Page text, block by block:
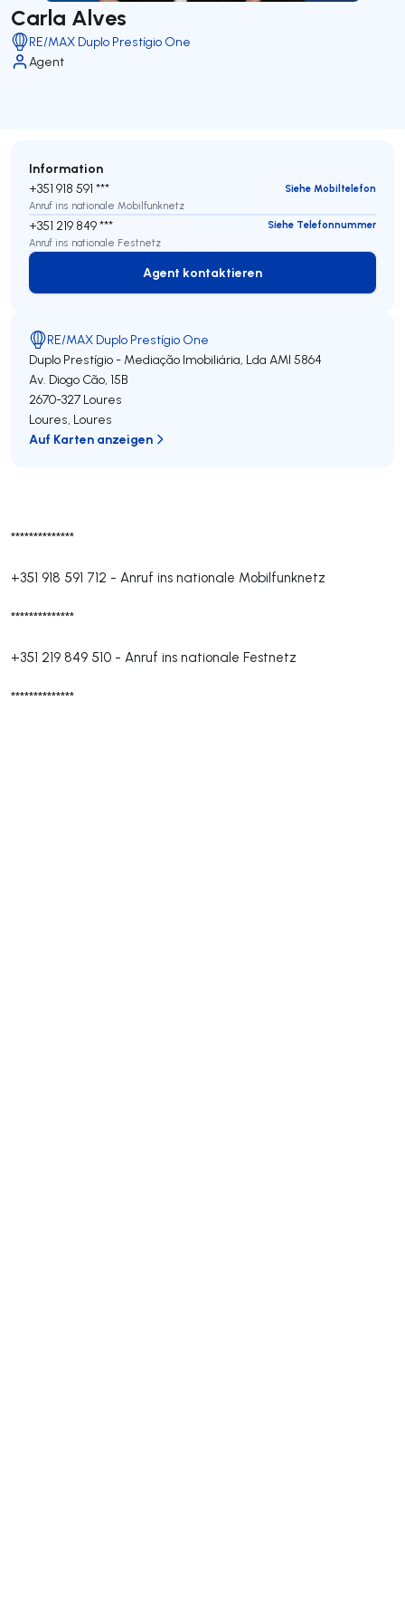
Carla Alves
RE/MAX Duplo Prestígio One
Agent
**************
+351 918 591 712 - Anruf ins nationale Mobilfunknetz
**************
+351 219 849 510 - Anruf ins nationale Festnetz
**************
Information
+351 918 591 ***
Siehe Mobiltelefon
Anruf ins nationale Mobilfunknetz
+351 219 849 ***
Siehe Telefonnummer
Anruf ins nationale Festnetz
Agent kontaktieren
Agent kontaktieren
RE/MAX Duplo Prestígio One
Duplo Prestígio - Mediação Imobiliária, Lda AMI 5864
Av. Diogo Cão, 15B
2670-327 Loures
Loures, Loures
Auf Karten anzeigen